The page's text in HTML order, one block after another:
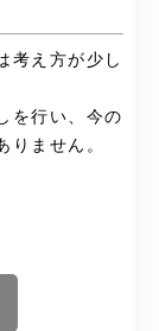
考え方が少し
を行い、今の
りません。